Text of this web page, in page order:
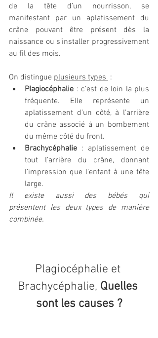
de la tête d’un nourrisson, se
manifestant par un aplatissement du
crâne pouvant être présent dès la
naissance ou s’installer progressivement
au fil des mois.
On distingue plusieurs types :
Plagiocéphalie : c’est de loin la plus
fréquente. Elle représente un
aplatissement d’un côté, à l’arrière
du crâne associé à un bombement
du même côté du front.
Brachycéphalie : aplatissement de
tout l’arrière du crâne, donnant
l’impression que l’enfant à une tête
large.
Il existe aussi des bébés qui
présentent les deux types de manière
combinée.
Plagiocéphalie et
Brachycéphalie, Quelles
sont les causes ?